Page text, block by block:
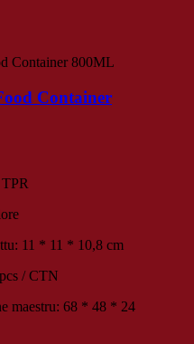
Container
11 * 11 * 10,8 cm
/ CTN
maestru: 68 * 48 * 24